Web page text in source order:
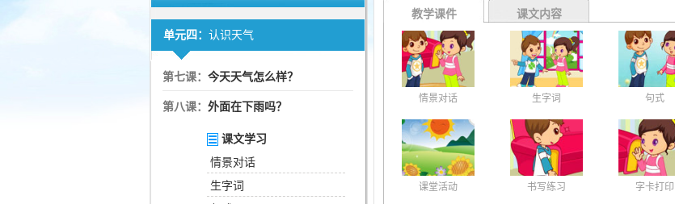
单元四： 认识天气
第七课： 今天天气怎么样？
第八课： 外面在下雨吗？
课文学习
情景对话
生字词
教学课件 课文内容
情景对话 生字词 句式
课堂活动 书写练习 字卡打印